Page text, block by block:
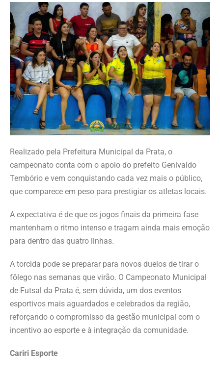
Realizado pela Prefeitura Municipal da Prata, o
campeonato conta com o apoio do prefeito Genivaldo
Tembório e vem conquistando cada vez mais o público,
que comparece em peso para prestigiar os atletas locais.
A expectativa é de que os jogos finais da primeira fase
mantenham o ritmo intenso e tragam ainda mais emoção
para dentro das quatro linhas.
A torcida pode se preparar para novos duelos de tirar o
fôlego nas semanas que virão. O Campeonato Municipal
de Futsal da Prata é, sem dúvida, um dos eventos
esportivos mais aguardados e celebrados da região,
reforçando o compromisso da gestão municipal com o
incentivo ao esporte e à integração da comunidade.
Cariri Esporte